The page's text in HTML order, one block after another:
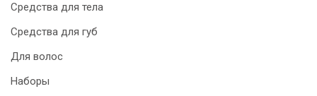
Средства для тела
Средства для губ
Для волос
Наборы